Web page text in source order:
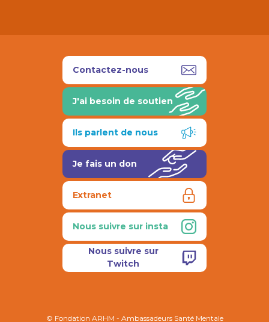
Contactez-nous
J'ai besoin de soutien
Ils parlent de nous
Je fais un don
Extranet
Nous suivre sur insta
Nous suivre sur
Twitch
© Fondation ARHM - Ambassadeurs Santé Mentale